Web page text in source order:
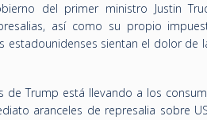
del primer ministro Justin
así como su propio
sientan el dolor de
de Trump está llevando a los
aranceles de represalia sobre